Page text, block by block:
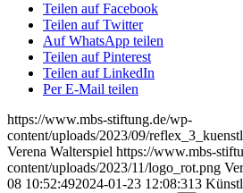
Teilen auf Facebook
Teilen auf Twitter
Auf WhatsApp teilen
Teilen auf Pinterest
Teilen auf LinkedIn
Per E-Mail teilen
https://www.mbs-stiftung.de/wp-
content/uploads/2023/09/
Verena Walterspiel https://www.mbs-
content/uploads/2023/11/logo_rot.png
08 10:52:492024-01-23 12:08:313